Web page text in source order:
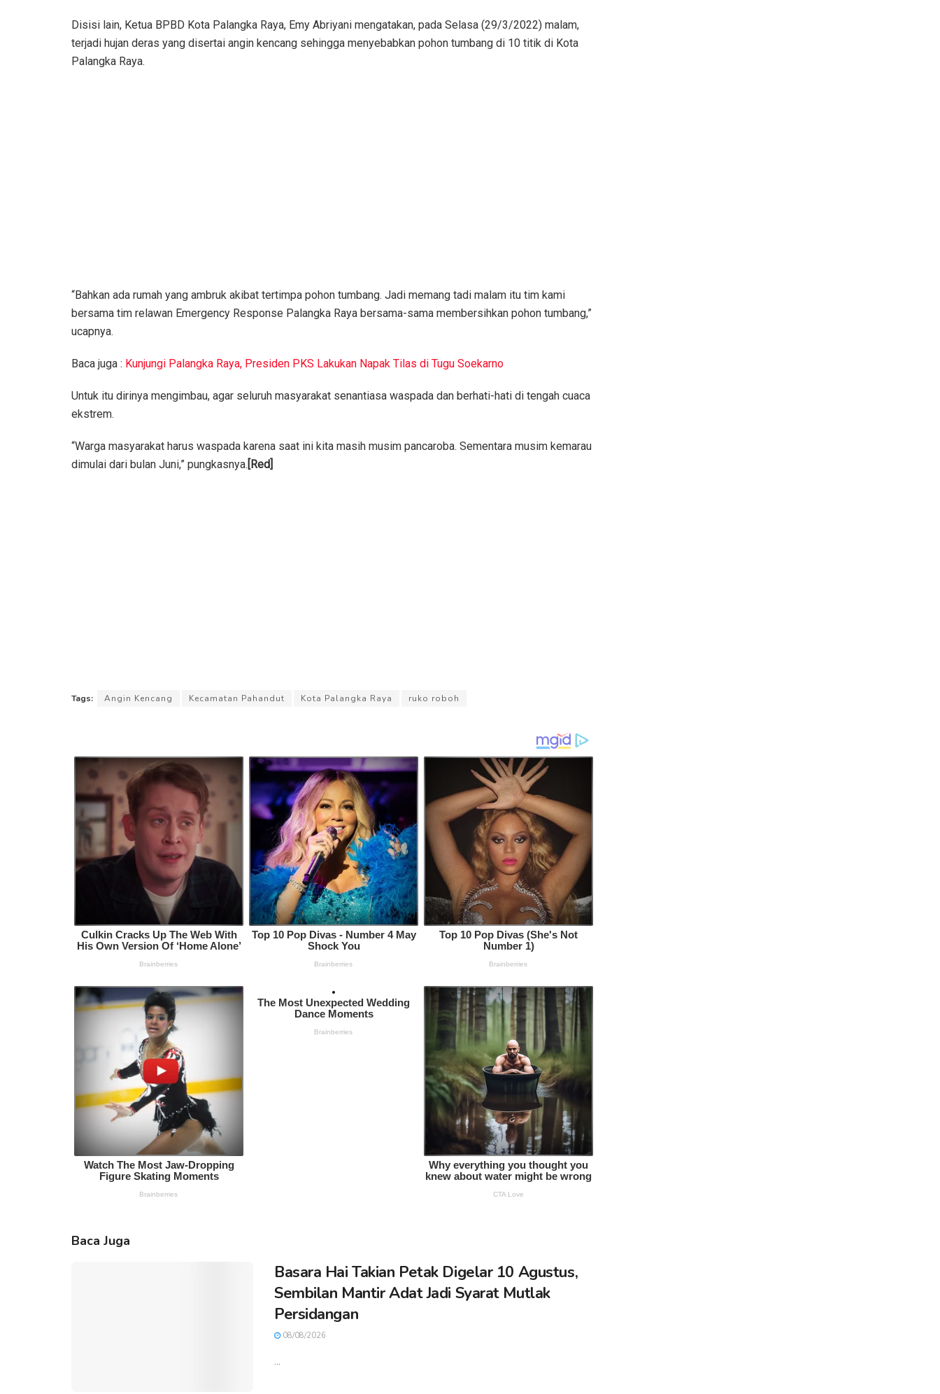
Disisi lain, Ketua BPBD Kota Palangka Raya, Emy Abriyani mengatakan, pada Selasa (29/3/2022) malam,
terjadi hujan deras yang disertai angin kencang sehingga menyebabkan pohon tumbang di 10 titik di Kota
Palangka Raya.
“Bahkan ada rumah yang ambruk akibat tertimpa pohon tumbang. Jadi memang tadi malam itu tim kami
bersama tim relawan Emergency Response Palangka Raya bersama-sama membersihkan pohon tumbang,”
ucapnya.
Baca juga : Kunjungi Palangka Raya, Presiden PKS Lakukan Napak Tilas di Tugu Soekarno
Untuk itu dirinya mengimbau, agar seluruh masyarakat senantiasa waspada dan berhati-hati di tengah cuaca
ekstrem.
“Warga masyarakat harus waspada karena saat ini kita masih musim pancaroba. Sementara musim kemarau
dimulai dari bulan Juni,” pungkasnya. [Red]
Tags: Angin Kencang Kecamatan Pahandut Kota Palangka Raya ruko roboh
Baca Juga
Basara Hai Takian Petak Digelar 10 Agustus,
Sembilan Mantir Adat Jadi Syarat Mutlak
Persidangan
08/08/2026